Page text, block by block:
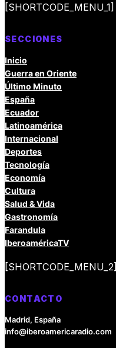
[SHORTCODE_MENU_1]
SECCIONES
Inicio
Guerra en Oriente
Último Minuto
España
Ecuador
Latinoamérica
Internacional
Deportes
Tecnología
Economía
Cultura
Salud & Vida
Gastronomía
Farandula
IberoaméricaTV
[SHORTCODE_MENU_2]
CONTACTO
Madrid, España
info@iberoamericaradio.com